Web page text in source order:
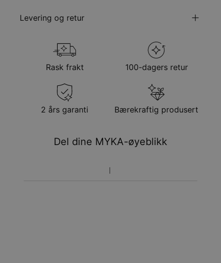
Kjedelengde
35 cm / 40 cm / 45 cm
Total karat vekt
Steinens form
Hjertekuttet diamant
Levering og retur
Forventet leveringsdato
Gratis levering
tor. 20. aug. - fre. 21.
Ekspress levering
Få det innen
tir. 11. aug. - tor. 13.
Prisen som oppgitt for bestillingen er den endelige
Pakkene leveres direkte hjem til deg på døren mot
Rask frakt 100-dagers retur
2 års garanti Bærekraftig produsert
Del dine MYKA-øyeblikk